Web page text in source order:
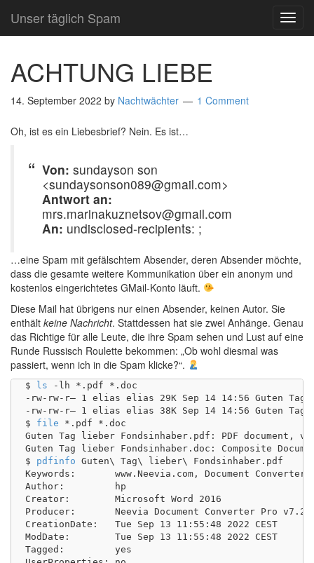
Unser täglich Spam
ACHTUNG LIEBE
14. September 2022 by Nachtwächter 1 Comment
Oh, ist es ein Liebesbrief? Nein. Es ist…
Von: sundayson son
<sundaysonson089@gmail.com>
Antwort an:
mrs.marinakuznetsov@gmail.com
An: undisclosed-recipients: ;
…eine Spam mit gefälschtem Absender, deren Absender möchte,
dass die gesamte weitere Kommunikation über ein anonym und
kostenlos eingerichtetes GMail-Konto läuft.
Diese Mail hat übrigens nur einen Absender, keinen Autor. Sie
enthält keine Nachricht. Stattdessen hat sie zwei Anhänge. Genau
das Richtige für alle Leute, die ihre Spam sehen und Lust auf eine
Runde Russisch Roulette bekommen: „Ob wohl diesmal was
passiert, wenn ich in die Spam klicke?“.
$ ls -lh *.pdf *.doc
-rw-rw-r– 1 elias elias 29K Sep 14 14:56 Guten Tag
-rw-rw-r– 1 elias elias 38K Sep 14 14:56 Guten Tag
$ file *.pdf *.doc
Guten Tag lieber Fondsinhaber.pdf: PDF document,
Guten Tag lieber Fondsinhaber.doc: Composite
$ pdfinfo Guten\ Tag\ lieber\ Fondsinhaber.pdf
Keywords:       www.Neevia.com, Document
Author:         hp
Creator:        Microsoft Word 2016
Producer:       Neevia Document Converter Pro
CreationDate:   Tue Sep 13 11:55:48 2022 CEST
ModDate:        Tue Sep 13 11:55:48 2022 CEST
Tagged:         yes